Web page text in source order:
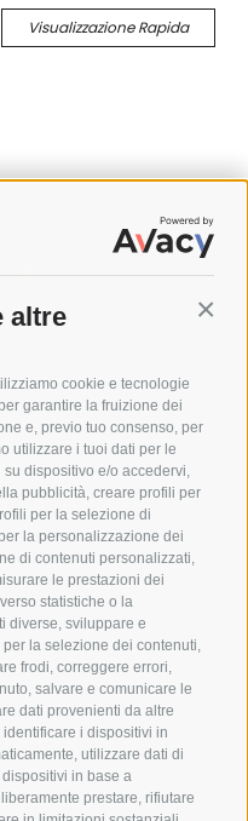
altre
cookie e tecnologie
garantire la fruizione dei
e, previo tuo consenso, per
utilizzare i tuoi dati per le
dispositivo e/o accedervi,
pubblicità, creare profili per
per la selezione di
la personalizzazione dei
di contenuti personalizzati,
le prestazioni dei
statistiche o la
diverse, sviluppare e
la selezione dei contenuti,
frodi, correggere errori,
salvare e comunicare le
dati provenienti da altre
i dispositivi in
utilizzare dati di
in base a
prestare, rifiutare
Visualizzazione Rapida